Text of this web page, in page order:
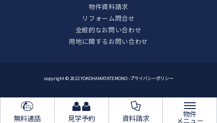
物件資料請求
リフォーム問合せ
全般的なお問い合わせ
用地に関するお問い合わせ
copyright © 2022 YOKOHAMATATEMONO -プライバシーポリシー
無料通話 見学予約 資料請求 物件
メニュー